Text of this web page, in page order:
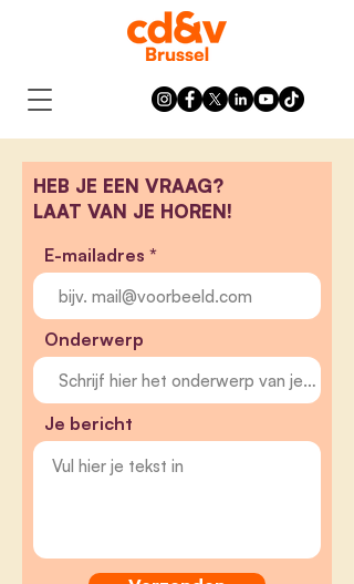
HEB JE EEN VRAAG?
LAAT VAN JE HOREN!
E-mailadres
Onderwerp
Je bericht